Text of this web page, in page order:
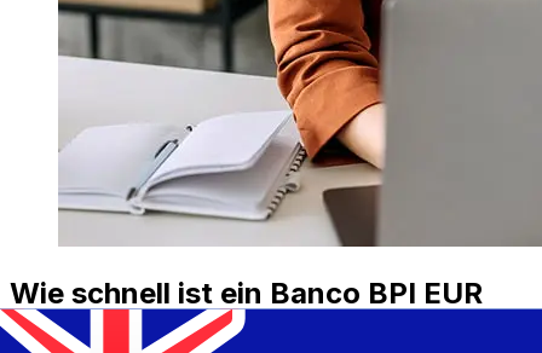
Wie schnell ist ein Banco BPI EUR
AUD Transfer?